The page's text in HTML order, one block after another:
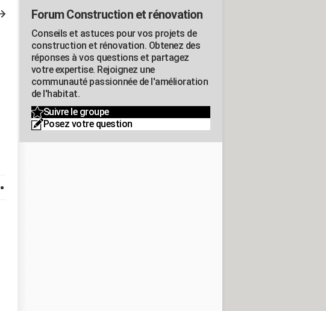
Forum Construction et rénovation
Conseils et astuces pour vos projets de
construction et rénovation. Obtenez des
réponses à vos questions et partagez
votre expertise. Rejoignez une
communauté passionnée de l'amélioration
de l'habitat.
Suivre le groupe
Posez votre question